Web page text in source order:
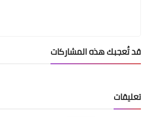
قد تُعجبك هذه المشاركات
تعليقات